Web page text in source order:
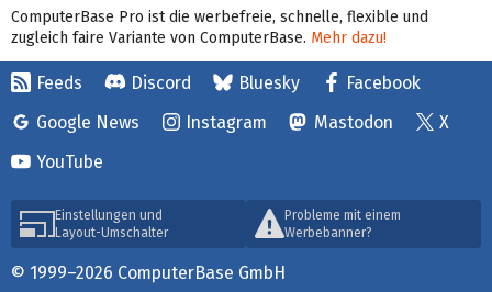
ComputerBase Pro ist die werbefreie, schnelle, flexible und
zugleich faire Variante von ComputerBase. Mehr dazu!
Feeds Discord Bluesky
Facebook
Google News
Instagram Mastodon
X
YouTube
Einstellungen und
Layout-Umschalter
Probleme mit einem
Werbebanner?
© 1999–2026 ComputerBase GmbH